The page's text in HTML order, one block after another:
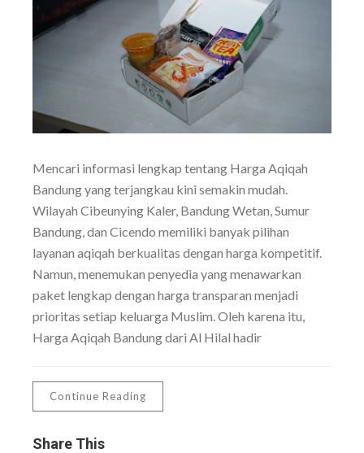
Mencari informasi lengkap tentang Harga Aqiqah
Bandung yang terjangkau kini semakin mudah.
Wilayah Cibeunying Kaler, Bandung Wetan, Sumur
Bandung, dan Cicendo memiliki banyak pilihan
layanan aqiqah berkualitas dengan harga kompetitif.
Namun, menemukan penyedia yang menawarkan
paket lengkap dengan harga transparan menjadi
prioritas setiap keluarga Muslim. Oleh karena itu,
Harga Aqiqah Bandung dari Al Hilal hadir
Continue Reading
Share This